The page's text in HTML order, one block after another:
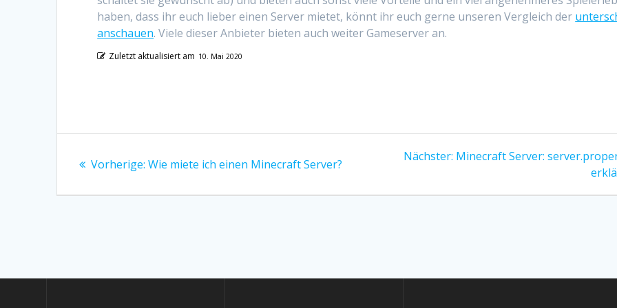
haben, dass ihr euch lieber einen Server mietet, könnt ihr euch gerne unseren Vergleich der
anschauen. Viele dieser Anbieter bieten auch weiter Gameserver an.
Zuletzt aktualisiert am 10. Mai 2020
Vorherige: Vorheriger
Wie miete ich einen Minecraft Server?
Nächster: Nächster
Minecraft Server: